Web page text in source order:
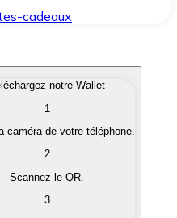
cadeaux
qui vous intéressent
en monnaie
notre Wallet
1
caméra de votre téléphone.
2
Scannez le QR.
3